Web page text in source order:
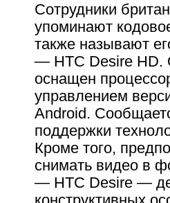
Сотрудники
упоминают
также называют
— HTC Desire HD.
оснащен
управлением
Android.
поддержки
Кроме того,
снимать видео в
— HTC Desire —